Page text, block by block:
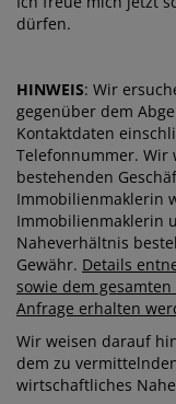
dürfen.
HINWEIS: Wir
gegenüber dem
Kontaktdaten
Telefonnummer.
bestehenden
Immobilienmaklerin
Immobilienmaklerin
Naheverhältnis
Gewähr. Details
sowie dem
Anfrage erhalten
Wir weisen darauf
dem zu
wirtschaftliches